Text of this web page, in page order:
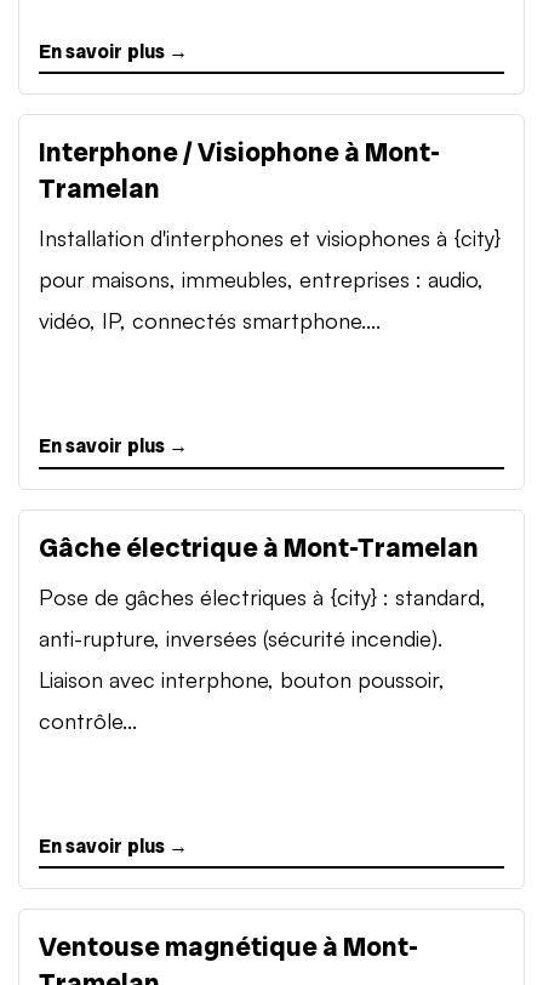
En savoir plus →
Interphone / Visiophone à Mont-
Tramelan
Installation d'interphones et visiophones à {city}
pour maisons, immeubles, entreprises : audio,
vidéo, IP, connectés smartphone....
En savoir plus →
Gâche électrique à Mont-Tramelan
Pose de gâches électriques à {city} : standard,
anti-rupture, inversées (sécurité incendie).
Liaison avec interphone, bouton poussoir,
contrôle...
En savoir plus →
Ventouse magnétique à Mont-